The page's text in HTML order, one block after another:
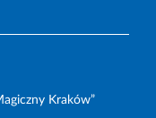
Kraków”